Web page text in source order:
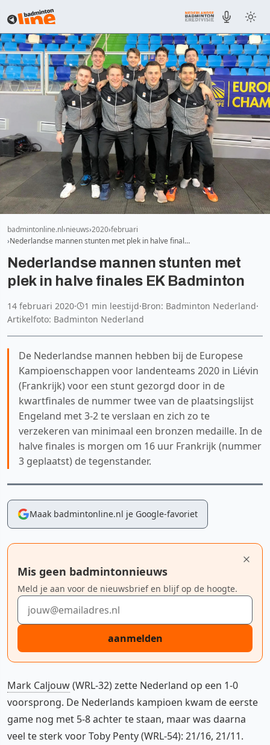
badmintonline.nl nieuws 2020 februari
Nederlandse mannen stunten met plek in halve final…
Nederlandse mannen stunten met
plek in halve finales EK Badminton
14 februari 2020· 1 min leestijd·Bron: Badminton Nederland·
Artikelfoto: Badminton Nederland
De Nederlandse mannen hebben bij de Europese
Kampioenschappen voor landenteams 2020 in Liévin
(Frankrijk) voor een stunt gezorgd door in de
kwartfinales de nummer twee van de plaatsingslijst
Engeland met 3-2 te verslaan en zich zo te
verzekeren van minimaal een bronzen medaille. In de
halve finales is morgen om 16 uur Frankrijk (nummer
3 geplaatst) de tegenstander.
Maak badmintonline.nl je Google-favoriet
Mis geen badmintonnieuws
Meld je aan voor de nieuwsbrief en blijf op de hoogte.
E-mailadres
aanmelden
Mark Caljouw(WRL-32) zette Nederland op een 1-0
voorsprong. De Nederlands kampioen kwam de eerste
game nog met 5-8 achter te staan, maar was daarna
veel te sterk voor Toby Penty (WRL-54): 21/16, 21/11.